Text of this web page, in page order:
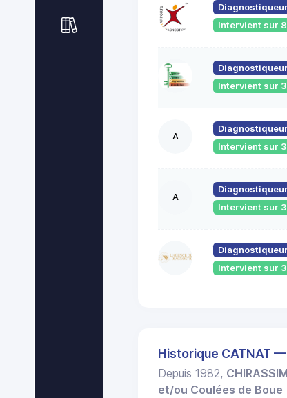
Diagnostiqueur
Intervient sur
Diagnostiqueur
Intervient sur
A
Diagnostiqueur
Intervient sur
A
Diagnostiqueur
Intervient sur
Diagnostiqueur
Intervient sur
Historique CATNAT —
Depuis 1982,
et/ou Coulées de Boue